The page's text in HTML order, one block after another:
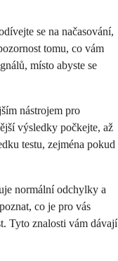
se na načasování,
tomu, co vám
místo abyste se
nástrojem pro
výsledky počkejte, až
testu, zejména pokud
normální odchylky a
co je pro vás
Tyto znalosti vám dávají